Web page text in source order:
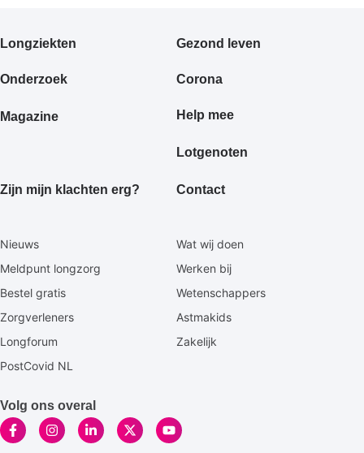
Primair
Longziekten Gezond leven
Onderzoek Corona
Magazine Help mee
Lotgenoten
Zijn mijn klachten erg? Contact
Secundaire
Nieuws
Wat wij doen
Meldpunt longzorg
Werken bij
Bestel gratis
Wetenschappers
Zorgverleners
Astmakids
Longforum
Zakelijk
PostCovid NL
Volg ons overal